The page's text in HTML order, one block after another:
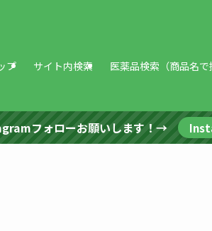
プ サイト内検索 医薬品検索（商品名で
フォローお願いします！→